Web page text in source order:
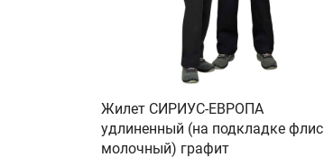
Жилет СИРИУС-ЕВРОПА
удлиненный (на подкладке флис
молочный) графит